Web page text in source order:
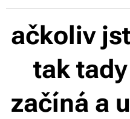
ačkoliv
tak
začíná a